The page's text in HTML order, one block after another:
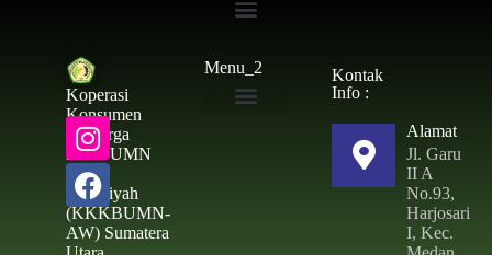
Koperasi
Konsumen
Keluarga
Besar UMN
Al –
Washliyah
(KKKBUMN-
AW) Sumatera
Menu_2
Kontak
Info :
Alamat
Jl. Garu
II A
No.93,
Harjosari
I, Kec.